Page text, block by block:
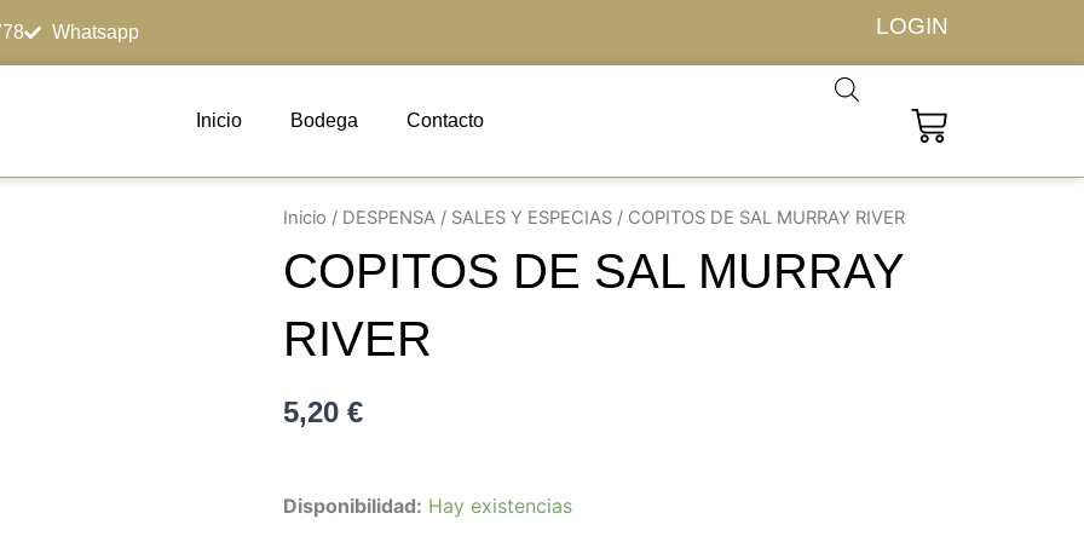
Whatsapp LOGIN
Inicio Bodega Contacto Carrito
Inicio / DESPENSA / SALES Y ESPECIAS / COPITOS DE SAL MURRAY RIVER
COPITOS DE SAL MURRAY
RIVER
5,20 €
Disponibilidad: Hay existencias
COPITOS